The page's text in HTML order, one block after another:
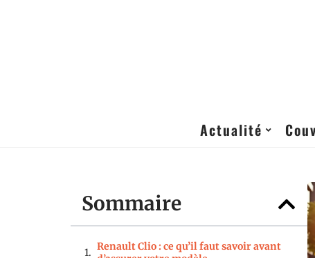
Actualité
Sommaire
Renault Clio : ce qu’il faut savoir avant